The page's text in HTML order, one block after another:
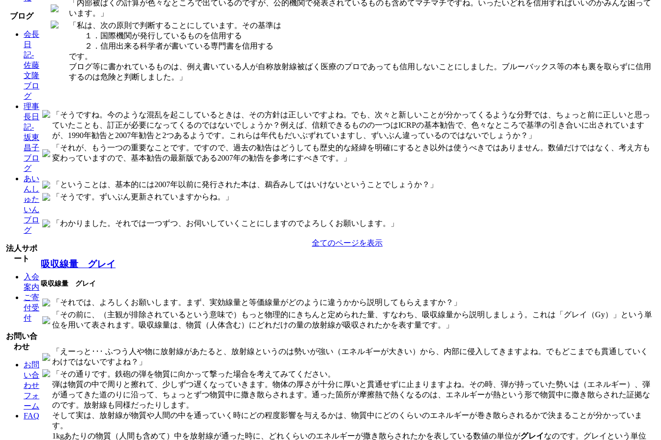
ブログ
会長
日
記-
佐藤
文隆
ブロ
グ
理事
長日
記-
坂東
昌子
ブロ
グ
あい
んし
ゅた
いん
ブロ
グ
法人サポ
ート
入会
案内
ご寄
付受
付
お問い合
わせ
お問
い合
わせ
フォ
ーム
FAQ
「内部被ばくの計算が色々なところで出ているのですが、公的機関で発表されているものも含めてマチマチですね。いったいどれを信用すればいいのかみんな困って
います。」
「私は、次の原則で判断することにしています。その基準は
１．国際機関が発行しているものを信用する
２．信用出来る科学者が書いている専門書を信用する
です。
ブログ等に書かれているものは、例え書いている人が自称放射線被ばく医療のプロであっても信用しないことにしました。ブルーバックス等の本も裏を取らずに信用
するのは危険と判断しました。」
「そうですね。今のような混乱を起こしているときは、その方針は正しいですよね。でも、次々と新しいことが分かってくるような分野では、ちょっと前に正しいと思っ
ていたことも、訂正が必要になってくるのではないでしょうか？例えば、信頼できるものの一つはICRPの基本勧告で、色々なところで基準の引き合いに出されています
が、1990年勧告と2007年勧告と2つあるようです。これらは年代もだいぶずれていますし、ずいぶん違っているのではないでしょうか？」
「それが、もう一つの重要なことです。ですので、過去の勧告はどうしても歴史的な経緯を明確にするとき以外は使うべきではありません。数値だけではなく、考え方も
変わっていますので、基本勧告の最新版である2007年の勧告を参考にすべきです。」
「ということは、基本的には2007年以前に発行された本は、鵜呑みしてはいけないということでしょうか？」
「そうです。ずいぶん更新されていますからね。」
「わかりました。それでは一つずつ、お伺いしていくことにしますのでよろしくお願いします。」
全てのページを表示
吸収線量 グレイ
吸収線量 グレイ
「それでは、よろしくお願いします。まず、実効線量と等価線量がどのように違うかから説明してもらえますか？」
「その前に、（主観が排除されているという意味で）もっと物理的にきちんと定められた量、すなわち、吸収線量から説明しましょう。これは「グレイ（Gy）」という単
位を用いて表されます。吸収線量は、物質（人体含む）にどれだけの量の放射線が吸収されたかを表す量です。」
「えーっと･･･ ふつう人や物に放射線があたると、放射線というのは勢いが強い（エネルギーが大きい）から、内部に侵入してきますよね。でもどこまでも貫通していく
わけではないですよね？」
「その通りです。鉄砲の弾を物質に向かって撃った場合を考えてみてください。
弾は物質の中で周りと擦れて、少しずつ遅くなっていきます。物体の厚さが十分に厚いと貫通せずに止まりますよね。その時、弾が持っていた勢いは（エネルギー）、弾
が通ってきた道のりに沿って、ちょっとずつ物質中に撒き散らされます。通った箇所が摩擦熱で熱くなるのは、エネルギーが熱という形で物質中に撒き散らされた証拠な
のです。放射線も同様だったりします。
そして実は、放射線が物質や人間の中を通っていく時にどの程度影響を与えるかは、物質中にどのくらいのエネルギーが巻き散らされるかで決まることが分かっていま
す。
1kgあたりの物質（人間も含めて）中を放射線が通った時に、どれくらいのエネルギーが撒き散らされたかを表している数値の単位がグレイなのです。グレイという単位